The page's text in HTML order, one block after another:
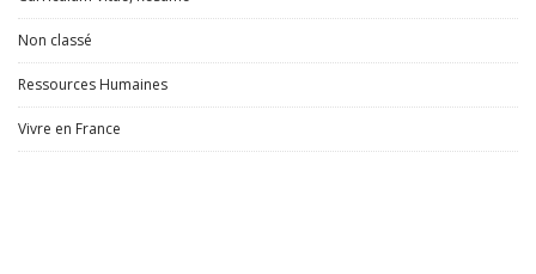
Non classé
Ressources Humaines
Vivre en France